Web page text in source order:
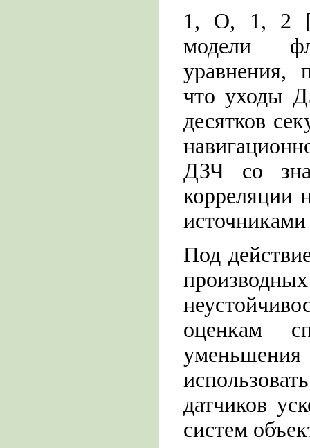
1, О, 1, 2
модели
уравнения,
что уходы
десятков
ДЗЧ со
корреляции
Под
оценкам
датчиков
систем